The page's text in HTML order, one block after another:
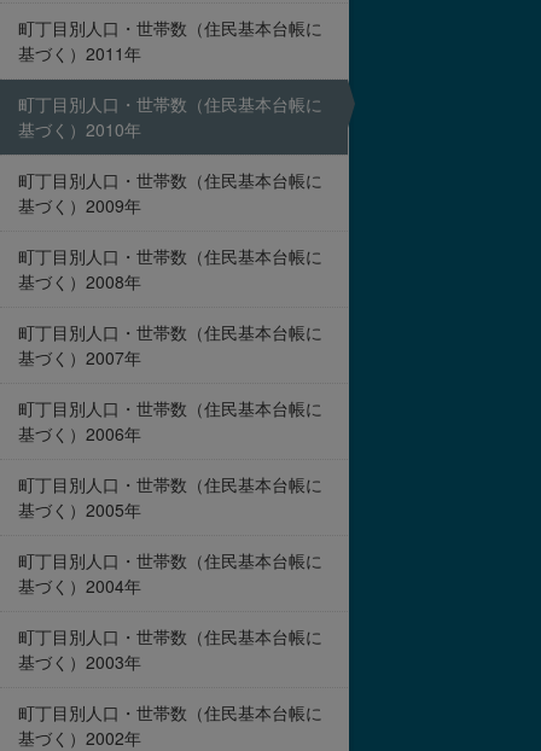
町丁目別人口・世帯数（住民基本台帳に
基づく）2011年
町丁目別人口・世帯数（住民基本台帳に
基づく）2010年
町丁目別人口・世帯数（住民基本台帳に
基づく）2009年
町丁目別人口・世帯数（住民基本台帳に
基づく）2008年
町丁目別人口・世帯数（住民基本台帳に
基づく）2007年
町丁目別人口・世帯数（住民基本台帳に
基づく）2006年
町丁目別人口・世帯数（住民基本台帳に
基づく）2005年
町丁目別人口・世帯数（住民基本台帳に
基づく）2004年
町丁目別人口・世帯数（住民基本台帳に
基づく）2003年
町丁目別人口・世帯数（住民基本台帳に
基づく）2002年